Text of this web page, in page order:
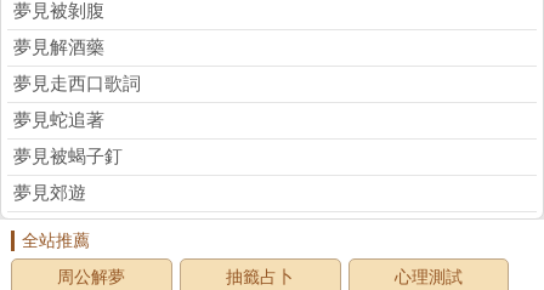
夢見被剝腹
夢見解酒藥
夢見走西口歌詞
夢見蛇追著
夢見被蝎子釘
夢見郊遊
全站推薦
周公解夢
抽籤占卜 心理測試